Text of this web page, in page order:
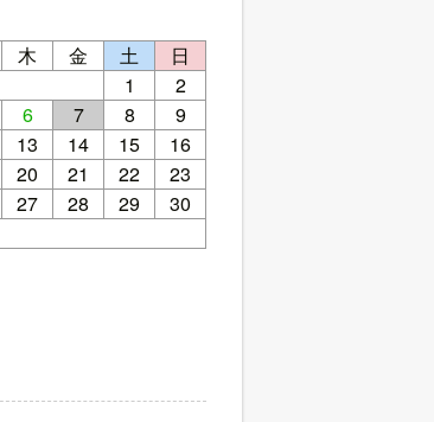
木 金 土
日
1
2
6 7 8
9
13 14 15
16
20 21 22
23
27 28 29
30